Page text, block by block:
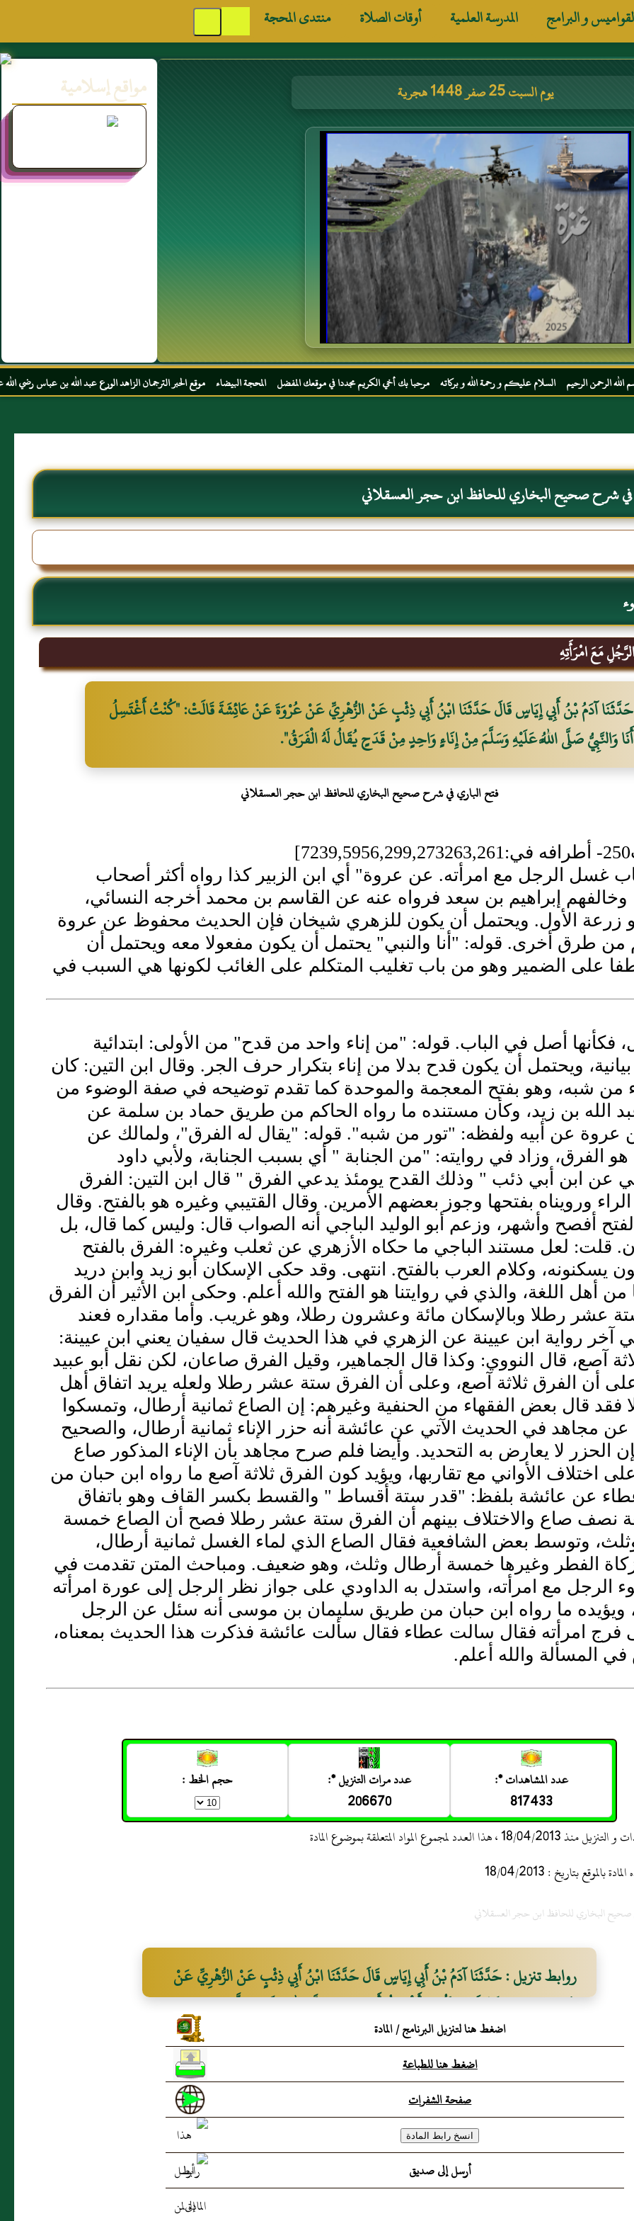
و البرامج المدرسة العلمية أوقات الصلاة منتدى المحجة
يوم السبت 25 صفر 1448 هجرية مواقع إسلامية
السلام عليكم و رحمة الله و بركاته مرحبا بك أخي الكريم مجددا في موقعك المفضل المحجة البيضاء موقع الحبر الترجمان الزاهد الورع عبد الله بن عباس رضي الله عنهما
في شرح صحيح البخاري للحافظ ابن حجر العسقلاني
مَعَ امْرَأَتِهِ
حَدَّثَنَا آدَمُ بْنُ أَبِي إِيَاسٍ قَالَ حَدَّثَنَا ابْنُ أَبِي ذِئْبٍ عَنْ الزُّهْرِيِّ عَنْ عُرْوَةَ عَنْ عَائِشَةَ قَالَتْ: "كُنْتُ أَغْتَسِلُ
أَنَا وَالنَّبِيُّ صَلَّى اللَّهُ عَلَيْهِ وَسَلَّمَ مِنْ إِنَاءٍ وَاحِدٍ مِنْ قَدَحٍ يُقَالُ لَهُ الْفَرَقُ".
فتح الباري في شرح صحيح البخاري للحافظ ابن حجر العسقلاني
غسل الرجل مع امرأته. عن عروة" أي ابن الزبير كذا رواه أكثر أصحاب
وخالفهم إبراهيم بن سعد فرواه عنه عن القاسم بن محمد أخرجه النسائي،
زرعة الأول. ويحتمل أن يكون للزهري شيخان فإن الحديث محفوظ عن عروة
من طرق أخرى. قوله: "أنا والنبي" يحتمل أن يكون مفعولا معه ويحتمل أن
على الضمير وهو من باب تغليب المتكلم على الغائب لكونها هي السبب في
فكأنها أصل في الباب. قوله: "من إناء واحد من قدح" من الأولى: ابتدائية
بيانية، ويحتمل أن يكون قدح بدلا من إناء بتكرار حرف الجر. وقال ابن التين: كان
من شبه، وهو بفتح المعجمة والموحدة كما تقدم توضيحه في صفة الوضوء من
الله بن زيد، وكأن مستنده ما رواه الحاكم من طريق حماد بن سلمة عن
عروة عن أبيه ولفظه: "تور من شبه". قوله: "يقال له الفرق"، ولمالك عن
الفرق، وزاد في روايته: "من الجنابة " أي بسبب الجنابة، ولأبي داود
عن ابن أبي ذئب " وذلك القدح يومئذ يدعي الفرق " قال ابن التين: الفرق
ورويناه بفتحها وجوز بعضهم الأمرين. وقال القتيبي وغيره هو بالفتح. وقال
أفصح وأشهر، وزعم أبو الوليد الباجي أنه الصواب قال: وليس كما قال، بل
قلت: لعل مستند الباجي ما حكاه الأزهري عن ثعلب وغيره: الفرق بالفتح
يسكنونه، وكلام العرب بالفتح. انتهى. وقد حكى الإسكان أبو زيد وابن دريد
من أهل اللغة، والذي في روايتنا هو الفتح والله أعلم. وحكى ابن الأثير أن الفرق
عشر رطلا وبالإسكان مائة وعشرون رطلا، وهو غريب. وأما مقداره فعند
آخر رواية ابن عيينة عن الزهري في هذا الحديث قال سفيان يعني ابن عيينة:
آصع، قال النووي: وكذا قال الجماهير، وقيل الفرق صاعان، لكن نقل أبو عبيد
على أن الفرق ثلاثة آصع، وعلى أن الفرق ستة عشر رطلا ولعله يريد اتفاق أهل
فقد قال بعض الفقهاء من الحنفية وغيرهم: إن الصاع ثمانية أرطال، وتمسكوا
مجاهد في الحديث الآتي عن عائشة أنه حزر الإناء ثمانية أرطال، والصحيح
الحزر لا يعارض به التحديد. وأيضا فلم صرح مجاهد بأن الإناء المذكور صاع
اختلاف الأواني مع تقاربها، ويؤيد كون الفرق ثلاثة آصع ما رواه ابن حبان من
عن عائشة بلفظ: "قدر ستة أقساط " والقسط بكسر القاف وهو باتفاق
نصف صاع والاختلاف بينهم أن الفرق ستة عشر رطلا فصح أن الصاع خمسة
وتوسط بعض الشافعية فقال الصاع الذي لماء الغسل ثمانية أرطال،
الفطر وغيرها خمسة أرطال وثلث، وهو ضعيف. ومباحث المتن تقدمت في
الرجل مع امرأته، واستدل به الداودي على جواز نظر الرجل إلى عورة امرأته
ويؤيده ما رواه ابن حبان من طريق سليمان بن موسى أنه سئل عن الرجل
فرج امرأته فقال سالت عطاء فقال سألت عائشة فذكرت هذا الحديث بمعناه،
المسألة والله أعلم.
عدد المشاهدات *:
817433
عدد مرات التنزيل *:
206670
حجم الخط :
العدد لمجموع المواد المتعلقة بموضوع المادة
بتاريخ : 18/04/2013
صحيح البخاري للحافظ ابن حجر العسقلاني
روابط تنزيل : حَدَّثَنَا آدَمُ بْنُ أَبِي إِيَاسٍ قَالَ حَدَّثَنَا ابْنُ أَبِي ذِئْبٍ عَنْ الزُّهْرِيِّ عَنْ
عُرْوَةَ عَنْ عَائِشَةَ قَالَتْ: "كُنْتُ أَغْتَسِلُ أَنَا وَالنَّبِيُّ صَلَّى اللَّهُ عَلَيْهِ وَسَلَّمَ مِنْ إِنَاءٍ
وَاحِدٍ مِنْ قَدَحٍ يُقَالُ لَهُ الْفَرَقُ".
اضغط هنا لتنزيل البرنامج / المادة
اضغط هنا للطباعة
صفحة الشفرات
أرسل إلى صديق